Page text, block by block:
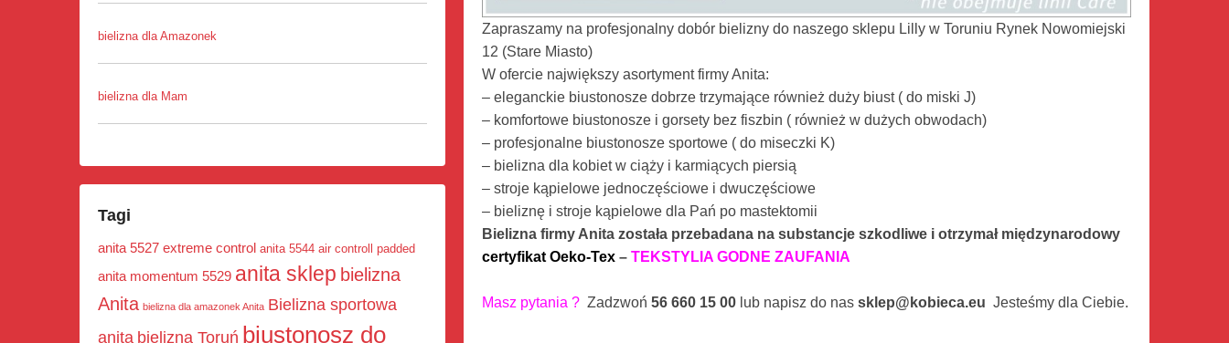
Zapraszamy na profesjonalny dobór bielizny do naszego sklepu Lilly w Toruniu Rynek Nowomiejski
12 (Stare Miasto)
W ofercie największy asortyment firmy Anita:
– eleganckie biustonosze dobrze trzymające również duży biust ( do miski J)
– komfortowe biustonosze i gorsety bez fiszbin ( również w dużych obwodach)
– profesjonalne biustonosze sportowe ( do miseczki K)
– bielizna dla kobiet w ciąży i karmiących piersią
– stroje kąpielowe jednoczęściowe i dwuczęściowe
– bieliznę i stroje kąpielowe dla Pań po mastektomii
Bielizna firmy Anita została przebadana na substancje szkodliwe i otrzymał międzynarodowy
certyfikat Oeko-Tex – TEKSTYLIA GODNE ZAUFANIA
Masz pytania ? Zadzwoń 56 660 15 00 lub napisz do nas sklep@kobieca.eu Jesteśmy dla Ciebie.
bielizna dla Amazonek
bielizna dla Mam
Tagi
anita 5527 extreme control anita 5544 air controll padded
anita momentum 5529 anita sklep bielizna
Anita bielizna dla amazonek Anita Bielizna sportowa
anita bielizna Toruń biustonosz do